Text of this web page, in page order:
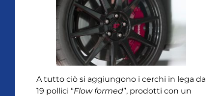
A tutto ciò si aggiungono i cerchi in lega da
19 pollici “Flow formed”, prodotti con un